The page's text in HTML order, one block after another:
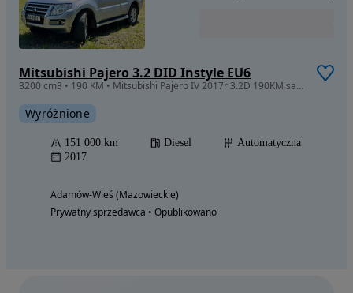
Mitsubishi Pajero 3.2 DID Instyle EU6
3200 cm3 • 190 KM • Mitsubishi Pajero IV 2017r 3.2D 190KM salon Polska
Wyróżnione
151 000 km Diesel
Automatyczna
2017
Adamów-Wieś (Mazowieckie)
Prywatny sprzedawca • Opublikowano